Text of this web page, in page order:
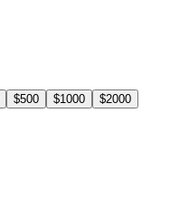
$500 $1000 $2000